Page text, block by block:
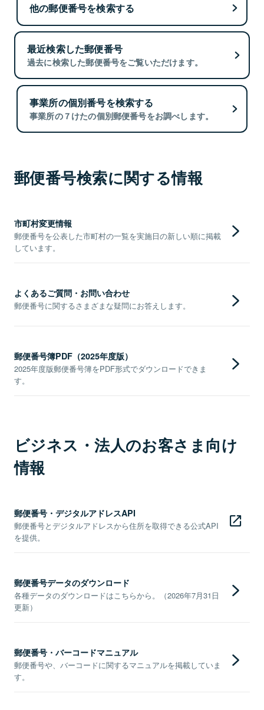
他の郵便番号を検索する
最近検索した郵便番号
過去に検索した郵便番号をご覧いただけます。
事業所の個別番号を検索する
事業所の７けたの個別郵便番号をお調べします。
郵便番号検索に関する情報
市町村変更情報
郵便番号を公表した市町村の一覧を実施日の新しい順に掲載
しています。
よくあるご質問・お問い合わせ
郵便番号に関するさまざまな疑問にお答えします。
郵便番号簿PDF（2025年度版）
2025年度版郵便番号簿をPDF形式でダウンロードできま
す。
ビジネス・法人のお客さま向け
情報
郵便番号・デジタルアドレスAPI
郵便番号とデジタルアドレスから住所を取得できる公式API
を提供。
郵便番号データのダウンロード
各種データのダウンロードはこちらから。（2026年7月31日
更新）
郵便番号・バーコードマニュアル
郵便番号や、バーコードに関するマニュアルを掲載していま
す。